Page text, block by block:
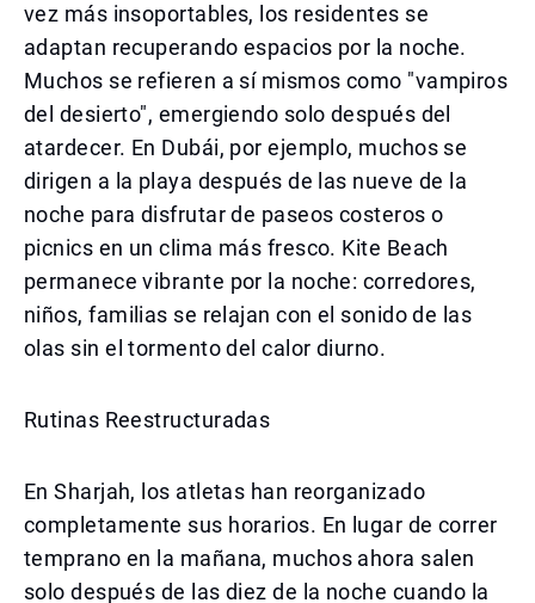
vez más insoportables, los residentes se
adaptan recuperando espacios por la noche.
Muchos se refieren a sí mismos como "vampiros
del desierto", emergiendo solo después del
atardecer. En Dubái, por ejemplo, muchos se
dirigen a la playa después de las nueve de la
noche para disfrutar de paseos costeros o
picnics en un clima más fresco. Kite Beach
permanece vibrante por la noche: corredores,
niños, familias se relajan con el sonido de las
olas sin el tormento del calor diurno.
Rutinas Reestructuradas
En Sharjah, los atletas han reorganizado
completamente sus horarios. En lugar de correr
temprano en la mañana, muchos ahora salen
solo después de las diez de la noche cuando la